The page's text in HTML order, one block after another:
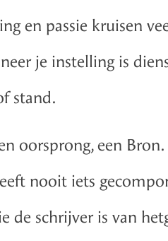
en passie kruisen
je instelling is
stand.
oorsprong, een
nooit iets
de schrijver is van